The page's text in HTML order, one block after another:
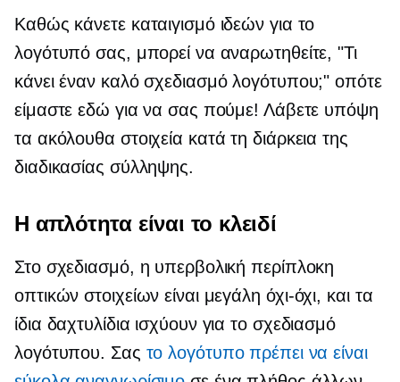
Καθώς κάνετε καταιγισμό ιδεών για το
λογότυπό σας, μπορεί να αναρωτηθείτε, "Τι
κάνει έναν καλό σχεδιασμό λογότυπου;" οπότε
είμαστε εδώ για να σας πούμε! Λάβετε υπόψη
τα ακόλουθα στοιχεία κατά τη διάρκεια της
διαδικασίας σύλληψης.
Η απλότητα είναι το κλειδί
Στο σχεδιασμό, η υπερβολική περίπλοκη
οπτικών στοιχείων είναι μεγάλη όχι-όχι, και τα
ίδια δαχτυλίδια ισχύουν για το σχεδιασμό
λογότυπου. Σας το λογότυπο πρέπει να είναι